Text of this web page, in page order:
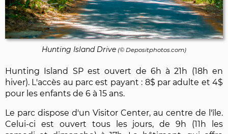
Hunting Island Drive (© Depositphotos.com)
Hunting Island SP est ouvert de 6h à 21h (18h en
hiver). L'accès au parc est payant : 8$ par adulte et 4$
pour les enfants de 6 à 15 ans.
Le parc dispose d'un Visitor Center, au centre de l'île.
Celui-ci est ouvert tous les jours, de 9h (11h les